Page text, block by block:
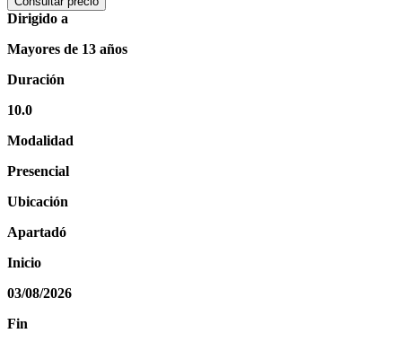
Dirigido a
Mayores de 13 años
Duración
10.0
Modalidad
Presencial
Ubicación
Apartadó
Inicio
03/08/2026
Fin